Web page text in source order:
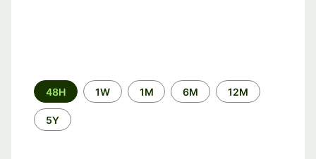
Time
period
48H 1W 1M 6M 12M
5Y